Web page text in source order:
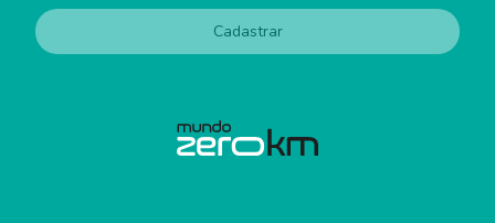
Cadastrar